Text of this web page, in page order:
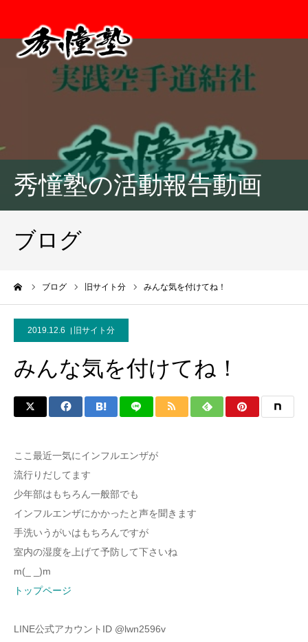
秀憧塾の活動報告動画
ブログ
ブログ 旧サイト分 みんな気を付けてね！
2019.12.6 旧サイト分
みんな気を付けてね！
ここ最近一気にインフルエンザが
流行りだしてます
少年部はもちろん一般部でも
インフルエンザにかかったと声を聞きます
手洗いうがいはもちろんですが
室内の湿度を上げて予防して下さいね
m(_ _)m
トップページ
LINE公式アカウントID @lwn2596v